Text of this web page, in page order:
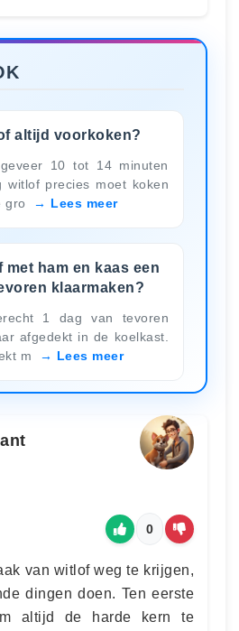
altijd voorkoken?
10 tot 14 minuten
witlof precies moet koken
gro
Lees meer
met ham en kaas een
klaarmaken?
1 dag van tevoren
afgedekt in de koelkast.
m
Lees meer
0
van witlof weg te krijgen,
dingen doen. Ten eerste
altijd de harde kern te